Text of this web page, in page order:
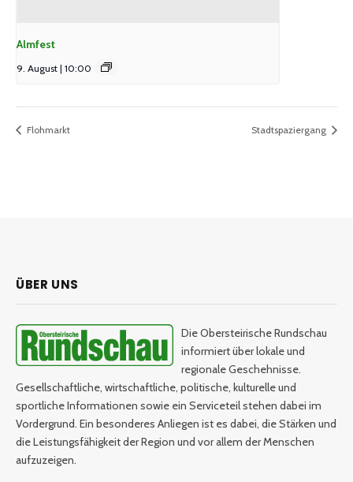
Almfest
9. August | 10:00
Flohmarkt Stadtspaziergang
ÜBER UNS
Die Obersteirische Rundschau
informiert über lokale und
regionale Geschehnisse.
Gesellschaftliche, wirtschaftliche, politische, kulturelle und
sportliche Informationen sowie ein Serviceteil stehen dabei im
Vordergrund. Ein besonderes Anliegen ist es dabei, die Stärken und
die Leistungsfähigkeit der Region und vor allem der Menschen
aufzuzeigen.